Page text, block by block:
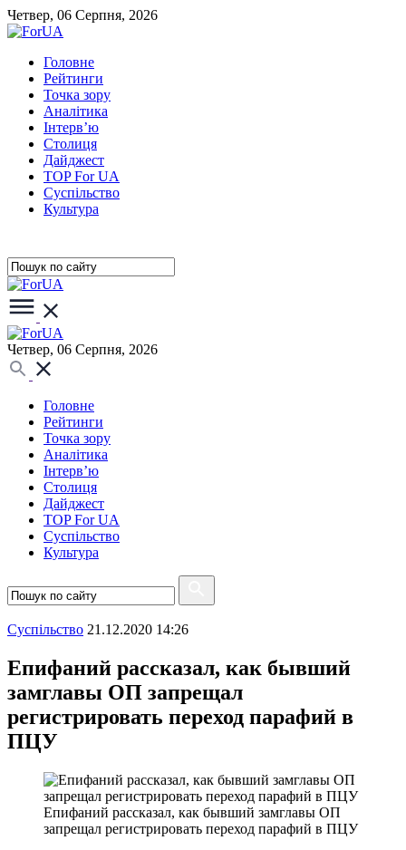
Четвер, 06 Серпня, 2026
Головне
Рейтинги
Точка зору
Аналітика
Інтерв’ю
Столиця
Дайджест
TOP For UA
Суспiльство
Культура
Четвер, 06 Серпня, 2026
Головне
Рейтинги
Точка зору
Аналітика
Інтерв’ю
Столиця
Дайджест
TOP For UA
Суспiльство
Культура
Суспiльство 21.12.2020 14:26
Епифаний рассказал, как бывший
замглавы ОП запрещал
регистрировать переход парафий в
ПЦУ
Епифаний рассказал, как бывший замглавы ОП
запрещал регистрировать переход парафий в ПЦУ